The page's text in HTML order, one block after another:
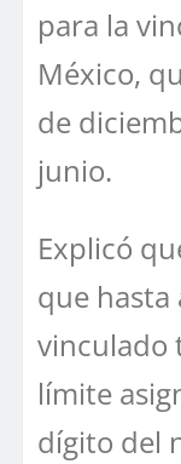
para la
México,
de
junio.
Explicó
que hasta
vinculado
límite
dígito del